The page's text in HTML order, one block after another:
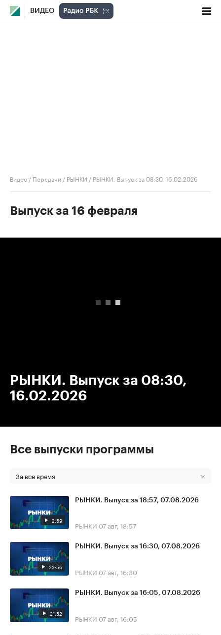
ВИДЕО
Видео / Передачи / РЫНКИ / РЫНКИ. Выпуск за 08:30, 16.02.2026
Выпуск за 16 февраля
РЫНКИ. Выпуск за 08:30,
16.02.2026
Все выпуски программы
За все время
2:59
РЫНКИ. Выпуск за 18:57, 07.08.2026
РЫНКИ 07 авг, 18:57
22:56
РЫНКИ. Выпуск за 16:30, 07.08.2026
РЫНКИ 07 авг, 16:30
21:52
РЫНКИ. Выпуск за 16:05, 07.08.2026
РЫНКИ 07 авг, 16:05